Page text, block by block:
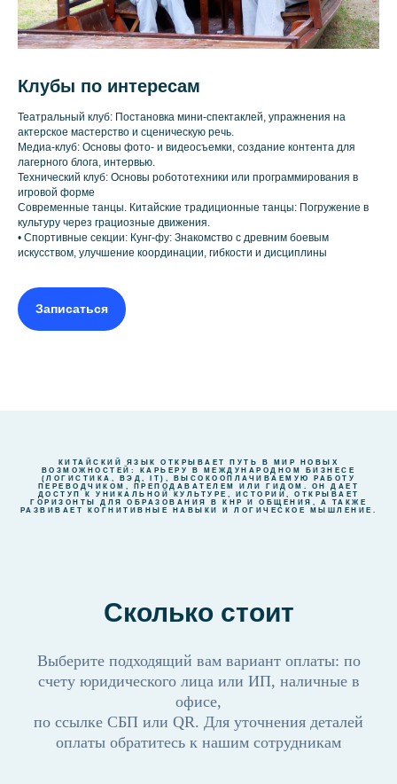
Клубы по интересам
Театральный клуб: Постановка мини-спектаклей, упражнения на
актерское мастерство и сценическую речь.
Медиа-клуб: Основы фото- и видеосъемки, создание контента для
лагерного блога, интервью.
Технический клуб: Основы робототехники или программирования в
игровой форме
Современные танцы. Китайские традиционные танцы: Погружение в
культуру через грациозные движения.
• Спортивные секции: Кунг-фу: Знакомство с древним боевым
искусством, улучшение координации, гибкости и дисциплины
Записаться
КИТАЙСКИЙ ЯЗЫК ОТКРЫВАЕТ ПУТЬ В МИР НОВЫХ
ВОЗМОЖНОСТЕЙ: КАРЬЕРУ В МЕЖДУНАРОДНОМ БИЗНЕСЕ
(ЛОГИСТИКА, ВЭД, IT), ВЫСОКООПЛАЧИВАЕМУЮ РАБОТУ
ПЕРЕВОДЧИКОМ, ПРЕПОДАВАТЕЛЕМ ИЛИ ГИДОМ. ОН ДАЕТ
ДОСТУП К УНИКАЛЬНОЙ КУЛЬТУРЕ, ИСТОРИИ, ОТКРЫВАЕТ
ГОРИЗОНТЫ ДЛЯ ОБРАЗОВАНИЯ В КНР И ОБЩЕНИЯ, А ТАКЖЕ
РАЗВИВАЕТ КОГНИТИВНЫЕ НАВЫКИ И ЛОГИЧЕСКОЕ МЫШЛЕНИЕ.
Сколько стоит
Выберите подходящий вам вариант оплаты: по
счету юридического лица или ИП, наличные в
офисе,
по ссылке СБП или QR. Для уточнения деталей
оплаты обратитесь к нашим сотрудникам